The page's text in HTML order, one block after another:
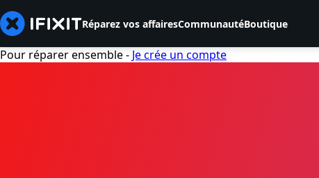
Réparez vos affairesCommunautéBoutique
Pour réparer ensemble - Je crée un compte